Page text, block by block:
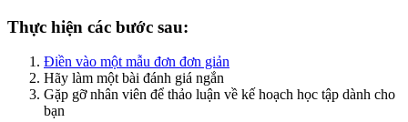
Thực hiện các bước sau:
Điền vào một mẫu đơn đơn giản
Hãy làm một bài đánh giá ngắn
Gặp gỡ nhân viên để thảo luận về kế hoạch học tập dành cho
bạn